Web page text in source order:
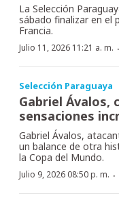
La Selección
sábado finalizar en el
Francia.
Julio 11, 2026 11:21 a. m. ·
Selección Paraguaya
Gabriel Ávalos,
sensaciones
Gabriel Ávalos,
un balance de otra
la Copa del Mundo.
Julio 9, 2026 08:50 p. m. ·